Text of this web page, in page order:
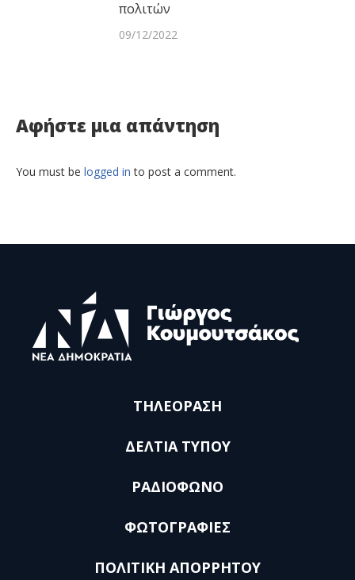
πολιτών
09/12/2022
Αφήστε μια απάντηση
You must be logged in to post a comment.
ΤΗΛΕΟΡΑΣΗ
ΔΕΛΤΙΑ ΤΥΠΟΥ
ΡΑΔΙΟΦΩΝΟ
ΦΩΤΟΓΡΑΦΙΕΣ
ΠΟΛΙΤΙΚΗ ΑΠΟΡΡΗΤΟΥ